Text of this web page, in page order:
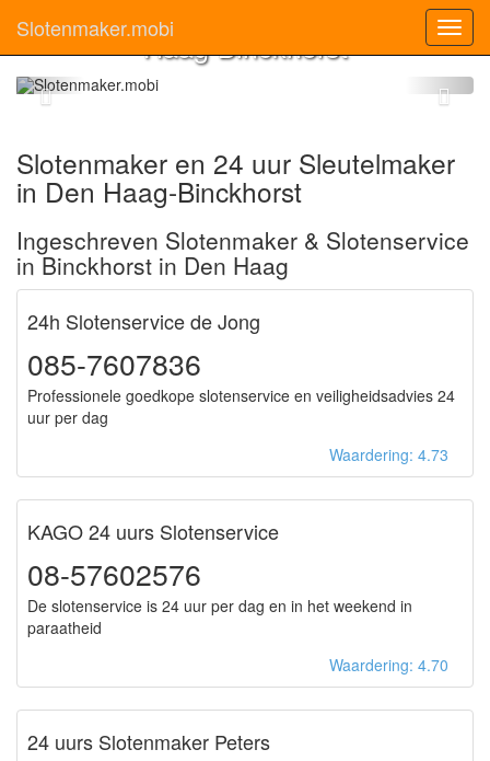
Slotenmaker.mobiSlotenmaker Den
Haag-Binckhorst
Slotenmaker en 24 uur Sleutelmaker
in Den Haag-Binckhorst
Ingeschreven Slotenmaker & Slotenservice
in Binckhorst in Den Haag
24h Slotenservice de Jong
085-7607836
Professionele goedkope slotenservice en veiligheidsadvies 24
uur per dag
Waardering: 4.73
KAGO 24 uurs Slotenservice
08-57602576
De slotenservice is 24 uur per dag en in het weekend in
paraatheid
Waardering: 4.70
24 uurs Slotenmaker Peters